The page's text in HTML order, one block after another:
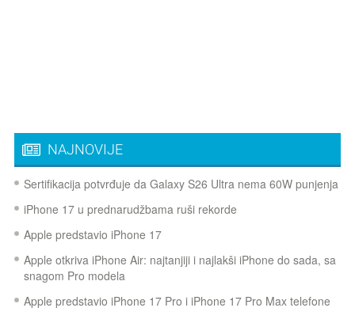
NAJNOVIJE
Sertifikacija potvrđuje da Galaxy S26 Ultra nema 60W punjenja
iPhone 17 u prednarudžbama ruši rekorde
Apple predstavio iPhone 17
Apple otkriva iPhone Air: najtanjiji i najlakši iPhone do sada, sa
snagom Pro modela
Apple predstavio iPhone 17 Pro i iPhone 17 Pro Max telefone